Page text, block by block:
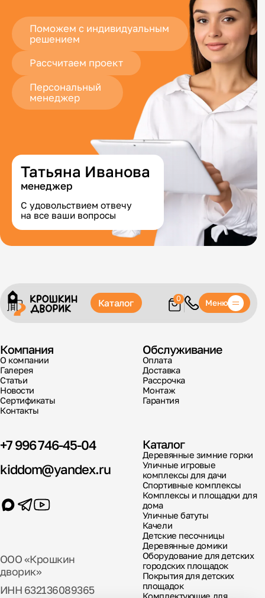
Поможем с индивидуальным
решением
Рассчитаем проект
Персональный
менеджер
Татьяна Иванова
менеджер
С удовольствием отвечу
на все ваши вопросы
Каталог 0 Меню
+7 996 746-45-04
kiddom@yandex.ru
ООО «Крошкин
дворик»
ИНН 632136089365
Компания
О компании
Галерея
Статьи
Новости
Сертификаты
Контакты
Обслуживание
Оплата
Доставка
Рассрочка
Монтаж
Гарантия
Каталог
Деревянные зимние горки
Уличные игровые
комплексы для дачи
Спортивные комплексы
Комплексы и площадки для
дома
Уличные батуты
Качели
Детские песочницы
Деревянные домики
Оборудование для детских
городских площадок
Покрытия для детских
площадок
Комплектующие для